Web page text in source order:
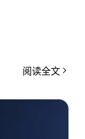
阅读全文